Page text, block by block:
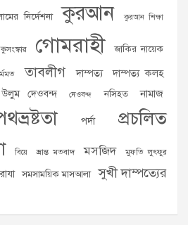
নির্দেশনা কুরআন কুরআন শিক্ষা
কুসংস্কার গোমরাহী জাকির নায়েক
তাবলীগ দাম্পত্য দাম্পত্য কলহ
দেওবন্দ দেওবন্দ নসিহত নামাজ
পর্দা
প্রচলিত
বিয়ে ভ্রান্ত মতবাদ মসজিদ মুফতি লুৎফুর
সমসাময়িক মাসআলা
সুখী দাম্পত্যের